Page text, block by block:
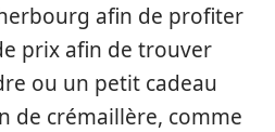
afin de profiter
prix afin de trouver
ou un petit cadeau
de crémaillère, comme